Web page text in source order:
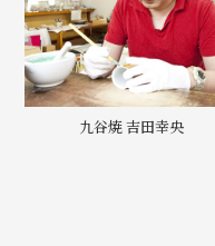
九谷焼 吉田幸央